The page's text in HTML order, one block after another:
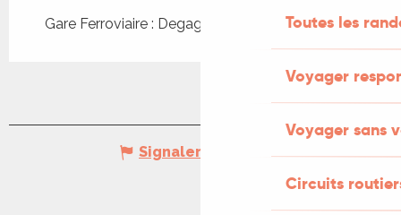
Toutes les
Voyager
Voyager sans
Circuits
Gare Ferroviaire : Degagnac à 2km
Signaler une erreur